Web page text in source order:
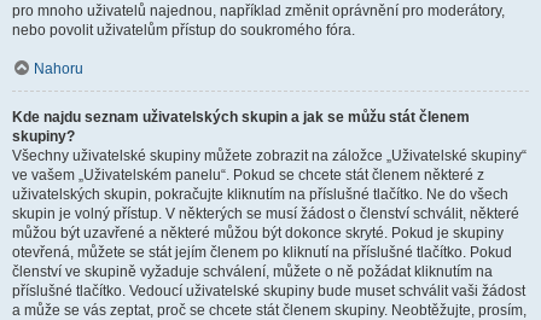
pro mnoho uživatelů najednou, například změnit oprávnění pro moderátory,
nebo povolit uživatelům přístup do soukromého fóra.
Nahoru
Kde najdu seznam uživatelských skupin a jak se můžu stát členem
skupiny?
Všechny uživatelské skupiny můžete zobrazit na záložce „Uživatelské skupiny“
ve vašem „Uživatelském panelu“. Pokud se chcete stát členem některé z
uživatelských skupin, pokračujte kliknutím na příslušné tlačítko. Ne do všech
skupin je volný přístup. V některých se musí žádost o členství schválit, některé
můžou být uzavřené a některé můžou být dokonce skryté. Pokud je skupiny
otevřená, můžete se stát jejím členem po kliknutí na příslušné tlačítko. Pokud
členství ve skupině vyžaduje schválení, můžete o ně požádat kliknutím na
příslušné tlačítko. Vedoucí uživatelské skupiny bude muset schválit vaši žádost
a může se vás zeptat, proč se chcete stát členem skupiny. Neobtěžujte, prosím,